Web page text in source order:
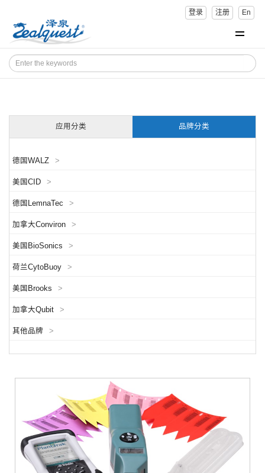
登录 注册 En
应用分类 品牌分类
德国WALZ >
美国CID >
德国LemnaTec >
加拿大Conviron >
美国BioSonics >
荷兰CytoBuoy >
美国Brooks >
加拿大Qubit >
其他品牌 >